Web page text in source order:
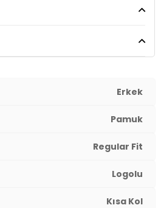
Erkek
Pamuk
Regular Fit
Logolu
Kısa Kol